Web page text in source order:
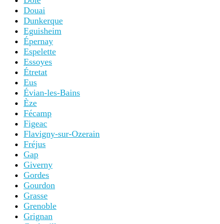
Douai
Dunkerque
Eguisheim
Épernay
Espelette
Essoyes
Étretat
Eus
Évian-les-Bains
Èze
Fécamp
Figeac
Flavigny-sur-Ozerain
Fréjus
Gap
Giverny
Gordes
Gourdon
Grasse
Grenoble
Grignan